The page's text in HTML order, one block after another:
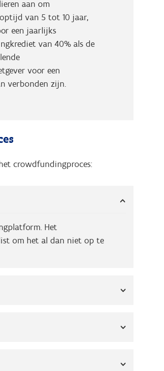
aan om
van 5 tot 10 jaar,
een jaarlijks
van 40% als de
voor een
verbonden zijn.
crowdfundingproces:
Het
om het al dan niet op te